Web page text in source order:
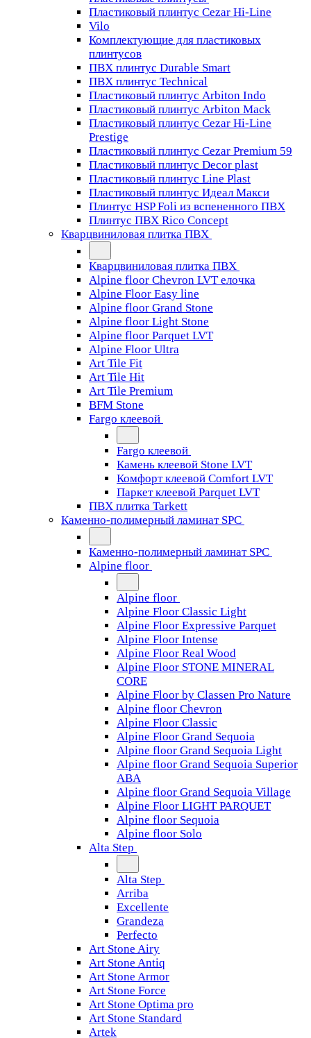
Пластиковый плинтус Cezar Hi-Line
Vilo
Комплектующие для пластиковых
плинтусов
ПВХ плинтус Durable Smart
ПВХ плинтус Technical
Пластиковый плинтус Arbiton Indo
Пластиковый плинтус Arbiton Mack
Пластиковый плинтус Cezar Hi-Line
Prestige
Пластиковый плинтус Cezar Premium 59
Пластиковый плинтус Decor plast
Пластиковый плинтус Line Plast
Пластиковый плинтус Идеал Макси
Плинтус HSP Foli из вспененного ПВХ
Плинтус ПВХ Rico Concept
Кварцвиниловая плитка ПВХ
Кварцвиниловая плитка ПВХ
Alpine floor Chevron LVT елочка
Alpine Floor Easy line
Alpine floor Grand Stone
Alpine floor Light Stone
Alpine floor Parquet LVT
Alpine Floor Ultra
Art Tile Fit
Art Tile Hit
Art Tile Premium
BFM Stone
Fargo клеевой
Fargo клеевой
Камень клеевой Stone LVT
Комфорт клеевой Comfort LVT
Паркет клеевой Parquet LVT
ПВХ плитка Tarkett
Каменно-полимерный ламинат SPC
Каменно-полимерный ламинат SPC
Alpine floor
Alpine floor
Alpine Floor Classic Light
Alpine Floor Expressive Parquet
Alpine Floor Intense
Alpine Floor Real Wood
Alpine Floor STONE MINERAL
CORE
Alpine Floor by Classen Pro Nature
Alpine floor Chevron
Alpine Floor Classic
Alpine Floor Grand Sequoia
Alpine floor Grand Sequoia Light
Alpine floor Grand Sequoia Superior
ABA
Alpine floor Grand Sequoia Village
Alpine Floor LIGHT PARQUET
Alpine floor Sequoia
Alpine floor Solo
Alta Step
Alta Step
Arriba
Excellente
Grandeza
Perfecto
Art Stone Airy
Art Stone Antiq
Art Stone Armor
Art Stone Force
Art Stone Optima pro
Art Stone Standard
Artek